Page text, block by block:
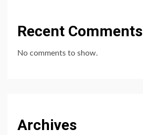
Recent Comments
No comments to show.
Archives